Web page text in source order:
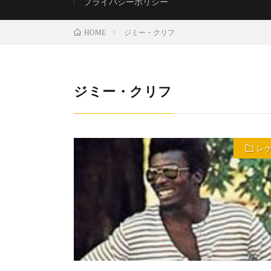
HOME ジミー・クリフ
ジミー・クリフ
レ